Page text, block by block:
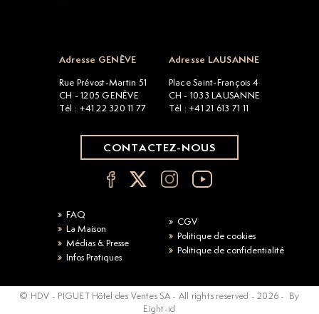
Adresse GENÈVE
Rue Prévost-Martin 51
CH - 1205 GENÈVE
Tél : +41 22 320 11 77
Adresse LAUSANNE
Place Saint-François 4
CH - 1033 LAUSANNE
Tél : +41 21 613 71 11
CONTACTEZ-NOUS
FAQ
La Maison
Médias & Presse
Infos Pratiques
CGV
Politique de cookies
Politique de confidentialité
© HDV - PIGUET Hôtel des Ventes SA - All rights reserved - 2026 - By
Eight-id